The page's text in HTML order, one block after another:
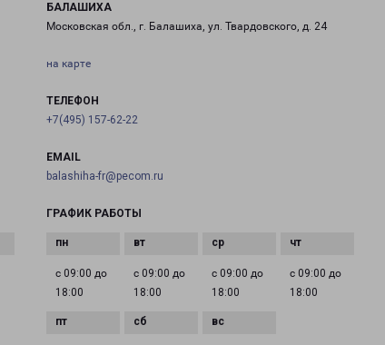
БАЛАШИХА
Московская обл., г. Балашиха, ул. Твардовского, д. 24
на карте
ТЕЛЕФОН
+7(495) 157-62-22
EMAIL
balashiha-fr@pecom.ru
ГРАФИК РАБОТЫ
с 09:00 до
18:00
с 09:00 до
18:00
с 09:00 до
18:00
с 09:00 до
18:00